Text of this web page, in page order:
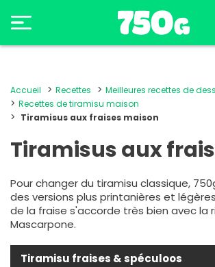
Accueil Recettes
Meilleures recettes de
Recettes de tiramisu maison
Tiramisus aux fraises maison
Tiramisus aux
Pour changer du tiramisu classique,
des versions plus printanières et
de la fraise s'accorde très bien avec la
Mascarpone.
Tiramisu fraises & spéculoos